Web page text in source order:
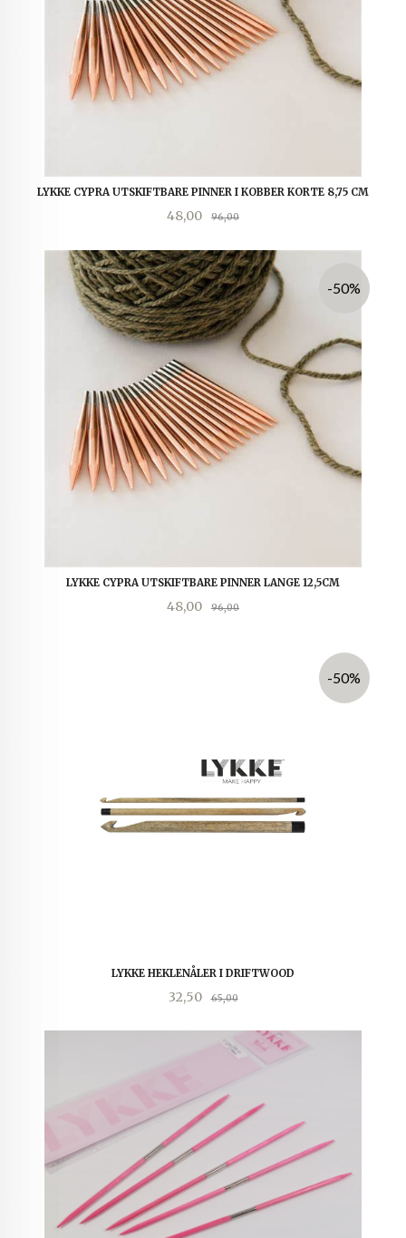
LYKKE CYPRA UTSKIFTBARE PINNER I KOBBER KORTE 8,75 CM
Tilbud
48,00 96,00Rabatt
LYKKE CYPRA UTSKIFTBARE PINNER LANGE 12,5CM
Tilbud
48,00 96,00Rabatt
-50%
LYKKE HEKLENÅLER I DRIFTWOOD
Tilbud
32,50 65,00Rabatt
-50%